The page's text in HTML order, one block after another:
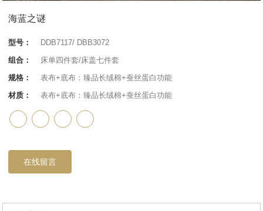
海蓝之谜
型号：
DDB7117/ DBB3072
组合：
床单四件套/床盖七件套
规格：
表布+底布：臻品长绒棉+蚕丝蛋白功能
材质：
表布+底布：臻品长绒棉+蚕丝蛋白功能
在线留言